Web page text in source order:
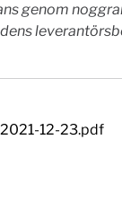
genom
12-23.pdf